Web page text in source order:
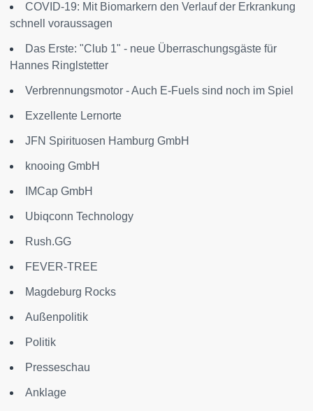
COVID-19: Mit Biomarkern den Verlauf der Erkrankung
schnell voraussagen
Das Erste: "Club 1" - neue Überraschungsgäste für
Hannes Ringlstetter
Verbrennungsmotor - Auch E-Fuels sind noch im Spiel
Exzellente Lernorte
JFN Spirituosen Hamburg GmbH
knooing GmbH
IMCap GmbH
Ubiqconn Technology
Rush.GG
FEVER-TREE
Magdeburg Rocks
Außenpolitik
Politik
Presseschau
Anklage